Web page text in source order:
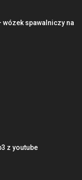
spawalniczy na
z youtube